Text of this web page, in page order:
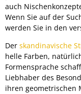
auch
Wenn Sie auf der
werden Sie in den
Der skandinavische
helle Farben,
Formensprache
Liebhaber des
ihren geometrischen